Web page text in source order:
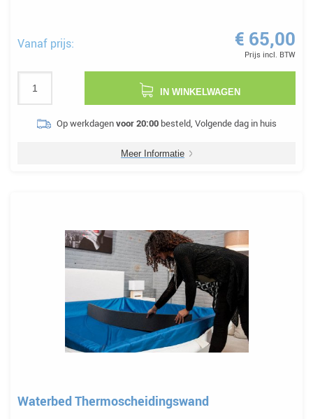
Vanaf prijs: € 65,00
Prijs incl. BTW
IN WINKELWAGEN
Op werkdagenvoor 20:00besteld, Volgende dag in huis
Meer Informatie
Waterbed Thermoscheidingswand